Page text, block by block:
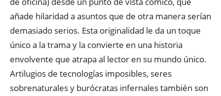
añade hilaridad a asuntos que de otra manera serían
demasiado serios. Esta originalidad le da un toque
único a la trama y la convierte en una historia
envolvente que atrapa al lector en su mundo único.
Artilugios de tecnologías imposibles, seres
sobrenaturales y burócratas infernales también son